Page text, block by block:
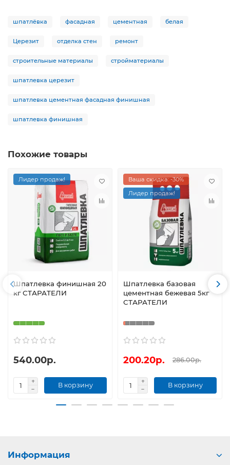
шпатлёвка фасадная цементная белая
Церезит отделка стен ремонт
строительные материалы стройматериалы
шпатлевка церезит
шпатлевка цементная фасадная финишная
шпатлевка финишная
Похожие товары
Лидер продаж!
Шпатлевка финишная 20
кг СТАРАТЕЛИ
540.00р.
В корзину
Ваша скидка: -30%
Лидер продаж!
Шпатлевка базовая
цементная бежевая 5кг
СТАРАТЕЛИ
200.20р. 286.00р.
В корзину
Информация